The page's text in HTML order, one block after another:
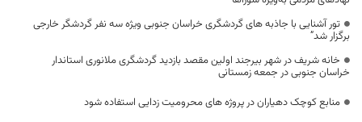
تور آشنایی با جاذبه های گردشگری خراسان جنوبی ویژه سه نفر گردشگر خارجی
برگزار شد”
خانه شریف در شهر بیرجند اولین مقصد بازدید گردشگری ملانوری استاندار
خراسان جنوبی در جمعه زمستانی
منابع کوچک دهیاران در پروژه های محرومیت زدایی استفاده شود